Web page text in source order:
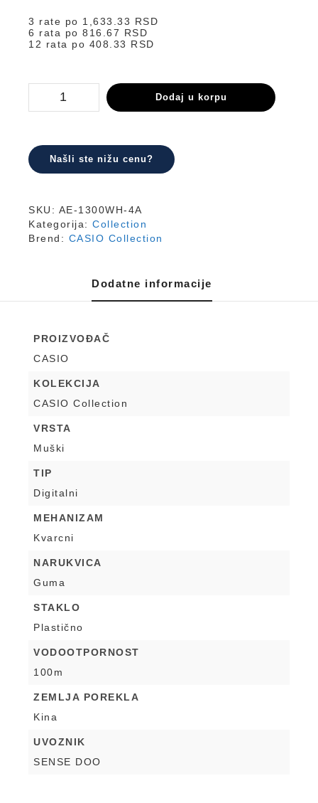
3 rate po 1,633.33 RSD
6 rata po 816.67 RSD
12 rata po 408.33 RSD
1300WH-
4A
Dodaj u korpu
Našli ste nižu cenu?
SKU: AE-1300WH-4A
Kategorija: Collection
Brend: CASIO Collection
Dodatne informacije
PROIZVOĐAČ
CASIO
KOLEKCIJA
CASIO Collection
VRSTA
Muški
TIP
Digitalni
MEHANIZAM
Kvarcni
NARUKVICA
Guma
STAKLO
Plastično
VODOOTPORNOST
100m
ZEMLJA POREKLA
Kina
UVOZNIK
SENSE DOO